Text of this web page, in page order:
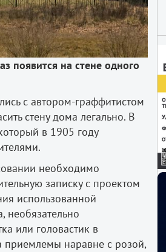
появится на стене одного
с автором-граффитистом
стену дома легально. В
в 1905 году
необходимо
записку с проектом
использованной
необязательно
или головастик в
приемлемы наравне с розой,